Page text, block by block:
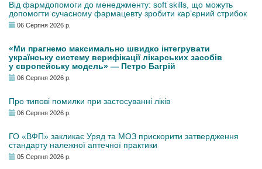
Від фармдопомоги до менеджменту: soft skills, що можуть
допомогти сучасному фармацевту зробити кар’єрний стрибок
06 Серпня 2026 р.
«Ми прагнемо максимально швидко інтегрувати
українську систему верифікації лікарських засобів
у європейську модель» — Петро Багрій
06 Серпня 2026 р.
Про типові помилки при застосуванні ліків
06 Серпня 2026 р.
ГО «ВФП» закликає Уряд та МОЗ прискорити затвердження
стандарту належної аптечної практики
05 Серпня 2026 р.